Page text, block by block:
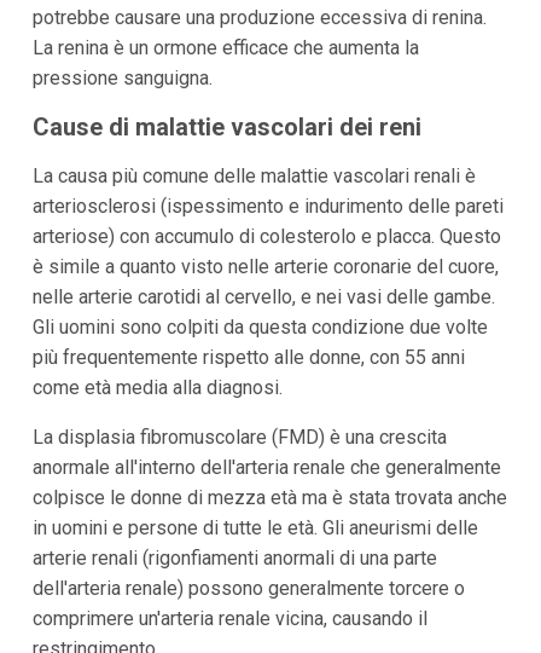
potrebbe causare una produzione eccessiva di renina.
La renina è un ormone efficace che aumenta la
pressione sanguigna.
Cause di malattie vascolari dei reni
La causa più comune delle malattie vascolari renali è
arteriosclerosi (ispessimento e indurimento delle pareti
arteriose) con accumulo di colesterolo e placca. Questo
è simile a quanto visto nelle arterie coronarie del cuore,
nelle arterie carotidi al cervello, e nei vasi delle gambe.
Gli uomini sono colpiti da questa condizione due volte
più frequentemente rispetto alle donne, con 55 anni
come età media alla diagnosi.
La displasia fibromuscolare (FMD) è una crescita
anormale all'interno dell'arteria renale che generalmente
colpisce le donne di mezza età ma è stata trovata anche
in uomini e persone di tutte le età. Gli aneurismi delle
arterie renali (rigonfiamenti anormali di una parte
dell'arteria renale) possono generalmente torcere o
comprimere un'arteria renale vicina, causando il